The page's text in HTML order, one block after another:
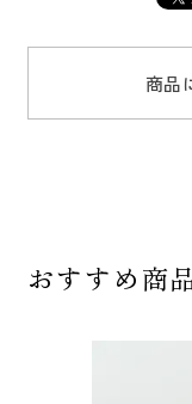
商品
おすすめ商